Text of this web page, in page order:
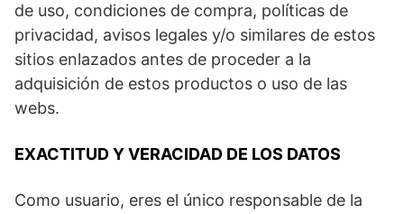
de uso, condiciones de compra, políticas de
privacidad, avisos legales y/o similares de estos
sitios enlazados antes de proceder a la
adquisición de estos productos o uso de las
webs.
EXACTITUD Y VERACIDAD DE LOS DATOS
Como usuario, eres el único responsable de la